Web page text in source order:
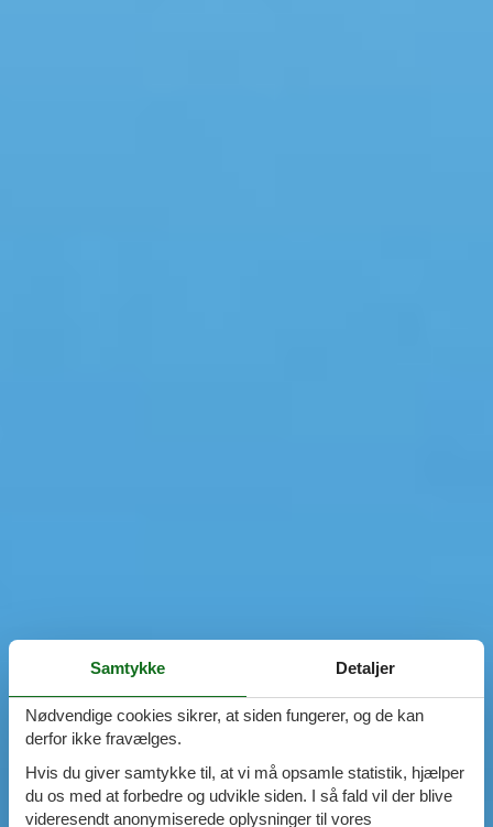
Samtykke Detaljer
Nødvendige cookies sikrer, at siden fungerer, og de kan
derfor ikke fravælges.
Hvis du giver samtykke til, at vi må opsamle statistik, hjælper
du os med at forbedre og udvikle siden. I så fald vil der blive
videresendt anonymiserede oplysninger til vores